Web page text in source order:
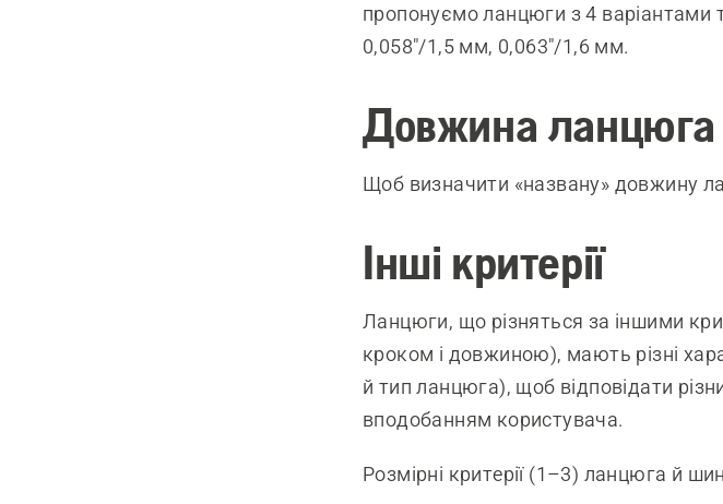
пропонуємо ланцюги з 4
0,058"/1,5 мм, 0,063"/1,6 мм.
Довжина ланцюга
Щоб визначити «названу» довжину
Інші критерії
Ланцюги, що різняться за іншими
кроком і довжиною), мають різні
й тип ланцюга), щоб відповідати
вподобанням користувача.
Розмірні критерії (1–3) ланцюга й